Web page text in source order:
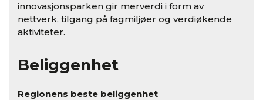
innovasjonsparken gir merverdi i form av
nettverk, tilgang på fagmiljøer og verdiøkende
aktiviteter.
Beliggenhet
Regionens beste beliggenhet